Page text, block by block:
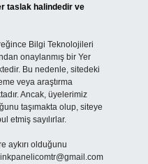
taslak halindedir ve
Bilgi Teknolojileri
onaylanmış bir Yer
Bu nedenle, sitedeki
veya araştırma
Ancak, üyelerimiz
taşımakta olup, siteye
etmiş sayılırlar.
aykırı olduğunu